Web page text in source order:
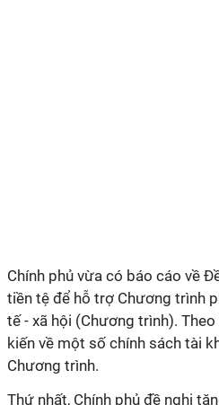
Chính phủ vừa có báo cáo về
tiền tệ để hỗ trợ Chương trình
tế - xã hội (Chương trình).
kiến về một số chính sách tài
Chương trình.
Thứ nhất, Chính phủ đề nghị